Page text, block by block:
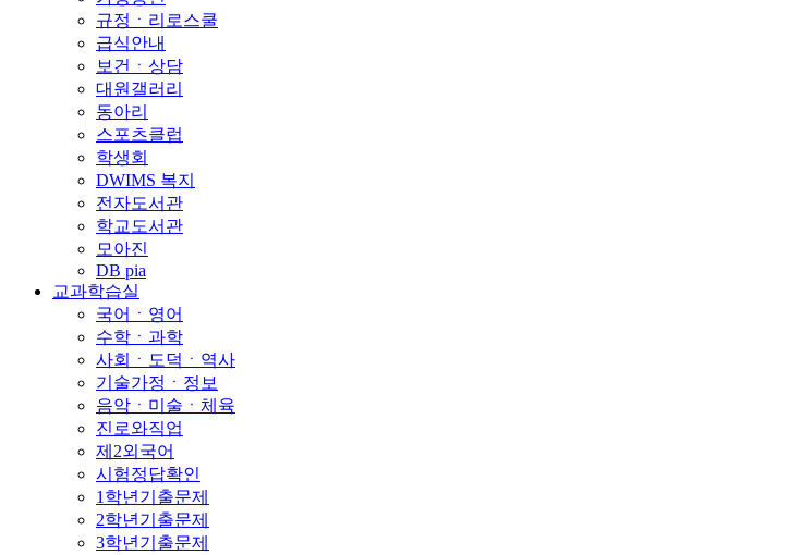
규정ㆍ리로스쿨
급식안내
보건ㆍ상담
대원갤러리
동아리
스포츠클럽
학생회
DWIMS 복지
전자도서관
학교도서관
모아진
DB pia
교과학습실
국어ㆍ영어
수학ㆍ과학
사회ㆍ도덕ㆍ역사
기술가정ㆍ정보
음악ㆍ미술ㆍ체육
진로와직업
제2외국어
시험정답확인
1학년기출문제
2학년기출문제
3학년기출문제